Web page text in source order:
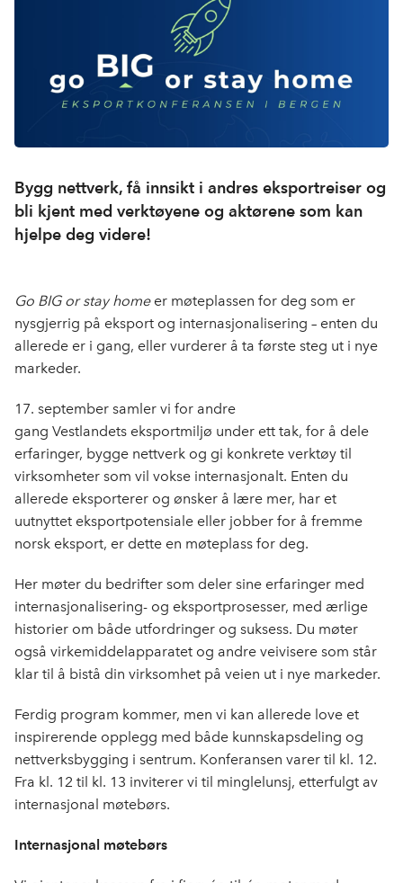
Bygg nettverk, få innsikt i andres eksportreiser og
bli kjent med verktøyene og aktørene som kan
hjelpe deg videre!
Go BIG or stay home er møteplassen for deg som er
nysgjerrig på eksport og internasjonalisering – enten du
allerede er i gang, eller vurderer å ta første steg ut i nye
markeder.
17. september samler vi for andre
gang Vestlandets eksportmiljø under ett tak, for å dele
erfaringer, bygge nettverk og gi konkrete verktøy til
virksomheter som vil vokse internasjonalt. Enten du
allerede eksporterer og ønsker å lære mer, har et
uutnyttet eksportpotensiale eller jobber for å fremme
norsk eksport, er dette en møteplass for deg.
Her møter du bedrifter som deler sine erfaringer med
internasjonalisering- og eksportprosesser, med ærlige
historier om både utfordringer og suksess. Du møter
også virkemiddelapparatet og andre veivisere som står
klar til å bistå din virksomhet på veien ut i nye markeder.
Ferdig program kommer, men vi kan allerede love et
inspirerende opplegg med både kunnskapsdeling og
nettverksbygging i sentrum. Konferansen varer til kl. 12.
Fra kl. 12 til kl. 13 inviterer vi til minglelunsj, etterfulgt av
internasjonal møtebørs.
Internasjonal møtebørs